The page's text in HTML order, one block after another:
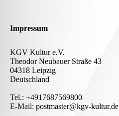
Impressum
KGV Kultur e.V.
Theodor Neubauer Straße 43
04318 Leipzig
Deutschland
Tel.: +4917687569800
E-Mail: postmaster@kgv-kultur.de